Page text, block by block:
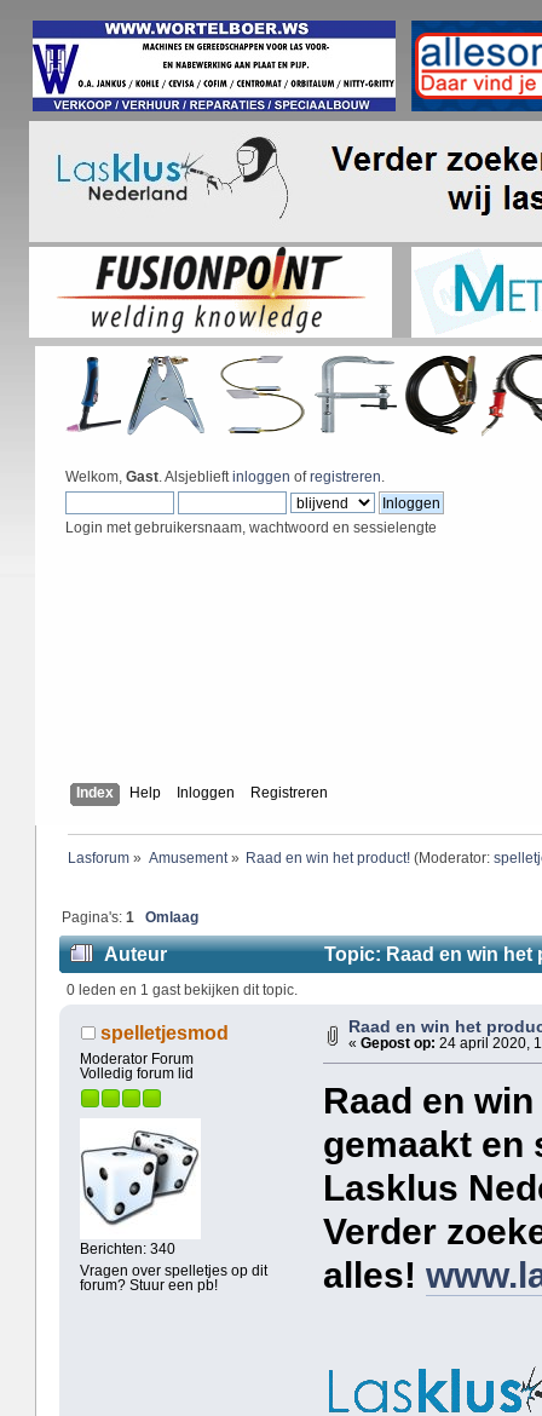
Welkom, Gast. Alsjeblieftinloggen ofregistreren.
Login met gebruikersnaam, wachtwoord en sessielengte
Index Help Inloggen Registreren
Lasforum» Amusement» Raad en win het product! (Moderator:
Pagina's:1 Omlaag
Auteur Topic: Raad en win het
0 leden en 1 gast bekijken dit topic.
spelletjesmod
Moderator Forum
Volledig forum lid
Berichten: 340
Vragen over spelletjes op dit
forum? Stuur een pb!
Raad en win het
«Gepost op: 24 april 2020,
Raad en
gemaakt en
Lasklus
Verder
alles!